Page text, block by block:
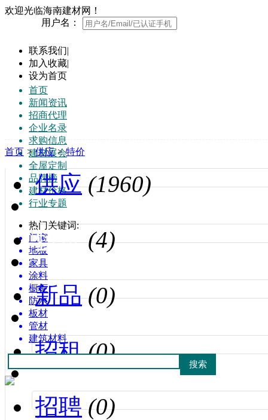
欢迎光临海南建材网！
用户名：
联系我们|
加入收藏|
设为首页
首页
新闻资讯
招商代理
企业名录
求购信息
建材展会
全屋定制
品牌榜
建材价格
行业专题
热门关键词:
门窗
地板
家具
涂料
橱柜
防水
板材
管材
建筑材料
首页 > 供应 > 特价
供应 (1960)
特价 (4)
新品 (0)
招租 (0)
招聘 (0)